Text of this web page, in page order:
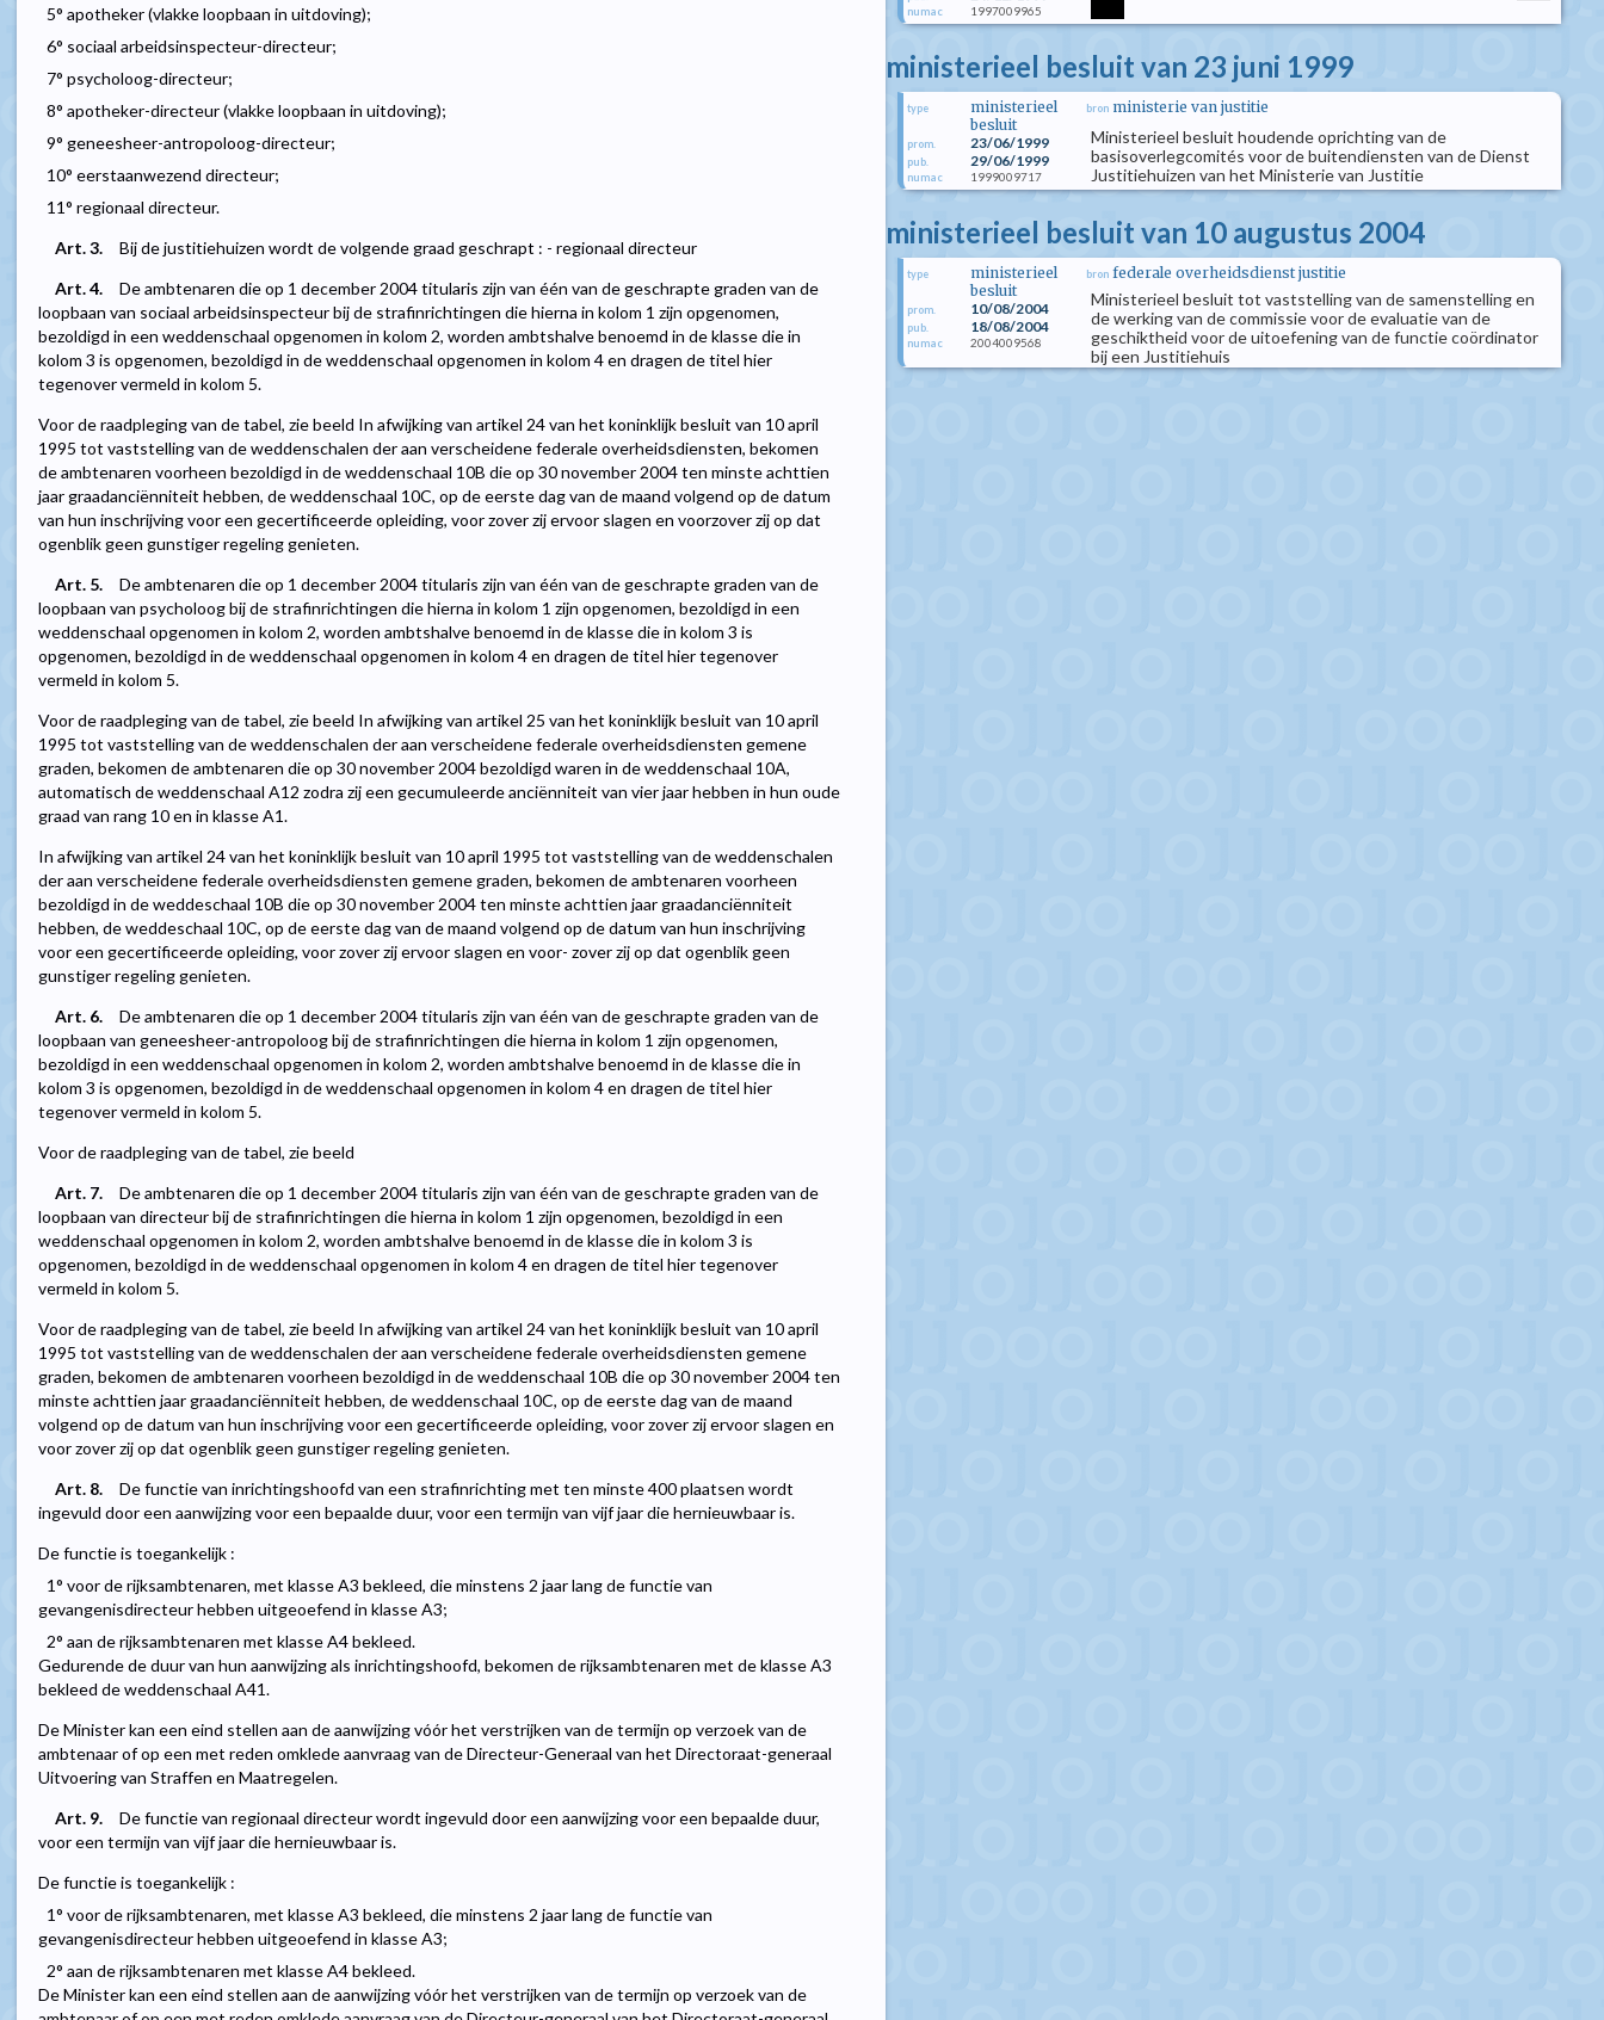
5° apotheker (vlakke loopbaan in uitdoving);
6° sociaal arbeidsinspecteur-directeur;
7° psycholoog-directeur;
8° apotheker-directeur (vlakke loopbaan in uitdoving);
9° geneesheer-antropoloog-directeur;
10° eerstaanwezend directeur;
11° regionaal directeur.
Art. 3.
Bij de justitiehuizen wordt de volgende graad geschrapt : - regionaal directeur
Art. 4.
De ambtenaren die op 1 december 2004 titularis zijn van één van de geschrapte graden van de
loopbaan van sociaal arbeidsinspecteur bij de strafinrichtingen die hierna in kolom 1 zijn opgenomen,
bezoldigd in een weddenschaal opgenomen in kolom 2, worden ambtshalve benoemd in de klasse die in
kolom 3 is opgenomen, bezoldigd in de weddenschaal opgenomen in kolom 4 en dragen de titel hier
tegenover vermeld in kolom 5.
Voor de raadpleging van de tabel, zie beeld In afwijking van artikel 24 van het koninklijk besluit van 10 april
1995 tot vaststelling van de weddenschalen der aan verscheidene federale overheidsdiensten, bekomen
de ambtenaren voorheen bezoldigd in de weddenschaal 10B die op 30 november 2004 ten minste achttien
jaar graadanciënniteit hebben, de weddenschaal 10C, op de eerste dag van de maand volgend op de datum
van hun inschrijving voor een gecertificeerde opleiding, voor zover zij ervoor slagen en voorzover zij op dat
ogenblik geen gunstiger regeling genieten.
Art. 5.
De ambtenaren die op 1 december 2004 titularis zijn van één van de geschrapte graden van de
loopbaan van psycholoog bij de strafinrichtingen die hierna in kolom 1 zijn opgenomen, bezoldigd in een
weddenschaal opgenomen in kolom 2, worden ambtshalve benoemd in de klasse die in kolom 3 is
opgenomen, bezoldigd in de weddenschaal opgenomen in kolom 4 en dragen de titel hier tegenover
vermeld in kolom 5.
Voor de raadpleging van de tabel, zie beeld In afwijking van artikel 25 van het koninklijk besluit van 10 april
1995 tot vaststelling van de weddenschalen der aan verscheidene federale overheidsdiensten gemene
graden, bekomen de ambtenaren die op 30 november 2004 bezoldigd waren in de weddenschaal 10A,
automatisch de weddenschaal A12 zodra zij een gecumuleerde anciënniteit van vier jaar hebben in hun oude
graad van rang 10 en in klasse A1.
In afwijking van artikel 24 van het koninklijk besluit van 10 april 1995 tot vaststelling van de weddenschalen
der aan verscheidene federale overheidsdiensten gemene graden, bekomen de ambtenaren voorheen
bezoldigd in de weddeschaal 10B die op 30 november 2004 ten minste achttien jaar graadanciënniteit
hebben, de weddeschaal 10C, op de eerste dag van de maand volgend op de datum van hun inschrijving
voor een gecertificeerde opleiding, voor zover zij ervoor slagen en voor- zover zij op dat ogenblik geen
gunstiger regeling genieten.
Art. 6.
De ambtenaren die op 1 december 2004 titularis zijn van één van de geschrapte graden van de
loopbaan van geneesheer-antropoloog bij de strafinrichtingen die hierna in kolom 1 zijn opgenomen,
bezoldigd in een weddenschaal opgenomen in kolom 2, worden ambtshalve benoemd in de klasse die in
kolom 3 is opgenomen, bezoldigd in de weddenschaal opgenomen in kolom 4 en dragen de titel hier
tegenover vermeld in kolom 5.
Voor de raadpleging van de tabel, zie beeld
Art. 7.
De ambtenaren die op 1 december 2004 titularis zijn van één van de geschrapte graden van de
loopbaan van directeur bij de strafinrichtingen die hierna in kolom 1 zijn opgenomen, bezoldigd in een
weddenschaal opgenomen in kolom 2, worden ambtshalve benoemd in de klasse die in kolom 3 is
opgenomen, bezoldigd in de weddenschaal opgenomen in kolom 4 en dragen de titel hier tegenover
vermeld in kolom 5.
Voor de raadpleging van de tabel, zie beeld In afwijking van artikel 24 van het koninklijk besluit van 10 april
1995 tot vaststelling van de weddenschalen der aan verscheidene federale overheidsdiensten gemene
graden, bekomen de ambtenaren voorheen bezoldigd in de weddenschaal 10B die op 30 november 2004 ten
minste achttien jaar graadanciënniteit hebben, de weddenschaal 10C, op de eerste dag van de maand
volgend op de datum van hun inschrijving voor een gecertificeerde opleiding, voor zover zij ervoor slagen en
voor zover zij op dat ogenblik geen gunstiger regeling genieten.
Art. 8.
De functie van inrichtingshoofd van een strafinrichting met ten minste 400 plaatsen wordt
ingevuld door een aanwijzing voor een bepaalde duur, voor een termijn van vijf jaar die hernieuwbaar is.
De functie is toegankelijk :
1° voor de rijksambtenaren, met klasse A3 bekleed, die minstens 2 jaar lang de functie van
gevangenisdirecteur hebben uitgeoefend in klasse A3;
2° aan de rijksambtenaren met klasse A4 bekleed.
Gedurende de duur van hun aanwijzing als inrichtingshoofd, bekomen de rijksambtenaren met de klasse A3
bekleed de weddenschaal A41.
De Minister kan een eind stellen aan de aanwijzing vóór het verstrijken van de termijn op verzoek van de
ambtenaar of op een met reden omklede aanvraag van de Directeur-Generaal van het Directoraat-generaal
Uitvoering van Straffen en Maatregelen.
Art. 9.
De functie van regionaal directeur wordt ingevuld door een aanwijzing voor een bepaalde duur,
voor een termijn van vijf jaar die hernieuwbaar is.
De functie is toegankelijk :
1° voor de rijksambtenaren, met klasse A3 bekleed, die minstens 2 jaar lang de functie van
gevangenisdirecteur hebben uitgeoefend in klasse A3;
2° aan de rijksambtenaren met klasse A4 bekleed.
De Minister kan een eind stellen aan de aanwijzing vóór het verstrijken van de termijn op verzoek van de
numac 1997009965
ministerieel besluit van 23 juni 1999
type
ministerieel
besluit
prom. 23/06/1999
pub. 29/06/1999
numac 1999009717
bron ministerie van justitie
Ministerieel besluit houdende oprichting van de
basisoverlegcomités voor de buitendiensten van de Dienst
Justitiehuizen van het Ministerie van Justitie
ministerieel besluit van 10 augustus 2004
type
ministerieel
besluit
prom. 10/08/2004
pub. 18/08/2004
numac 2004009568
bron federale overheidsdienst justitie
Ministerieel besluit tot vaststelling van de samenstelling en
de werking van de commissie voor de evaluatie van de
geschiktheid voor de uitoefening van de functie coördinator
bij een Justitiehuis